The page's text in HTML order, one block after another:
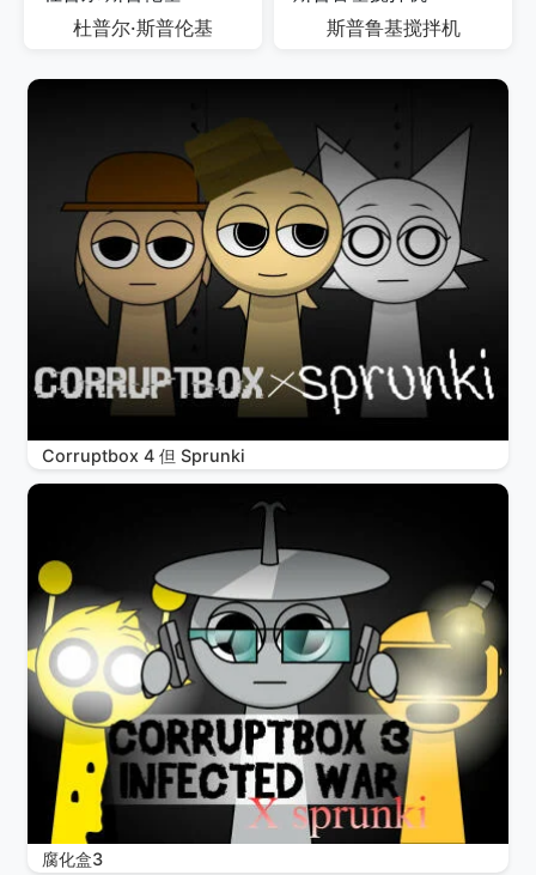
杜普尔·斯普伦基 斯普鲁基搅拌机
Corruptbox 4 但 Sprunki
腐化盒3